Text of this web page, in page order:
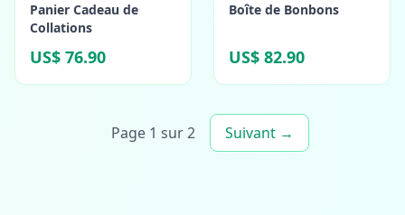
Panier Cadeau de
Collations
US$ 76.90
Boîte de Bonbons
US$ 82.90
Page 1 sur 2 Suivant →